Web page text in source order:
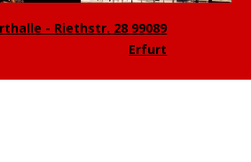
- Riethstr. 28 99089
Erfurt